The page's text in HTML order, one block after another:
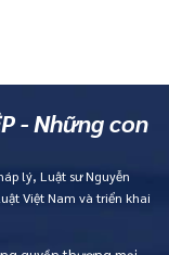
- Những con
lý, Luật sư Nguyễn
Việt Nam và triển khai